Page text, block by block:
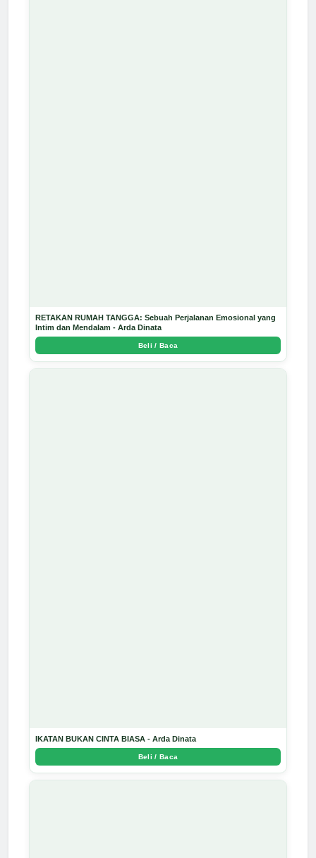
RETAKAN RUMAH TANGGA: Sebuah Perjalanan Emosional yang
Intim dan Mendalam - Arda Dinata
Beli / Baca
IKATAN BUKAN CINTA BIASA - Arda Dinata
Beli / Baca